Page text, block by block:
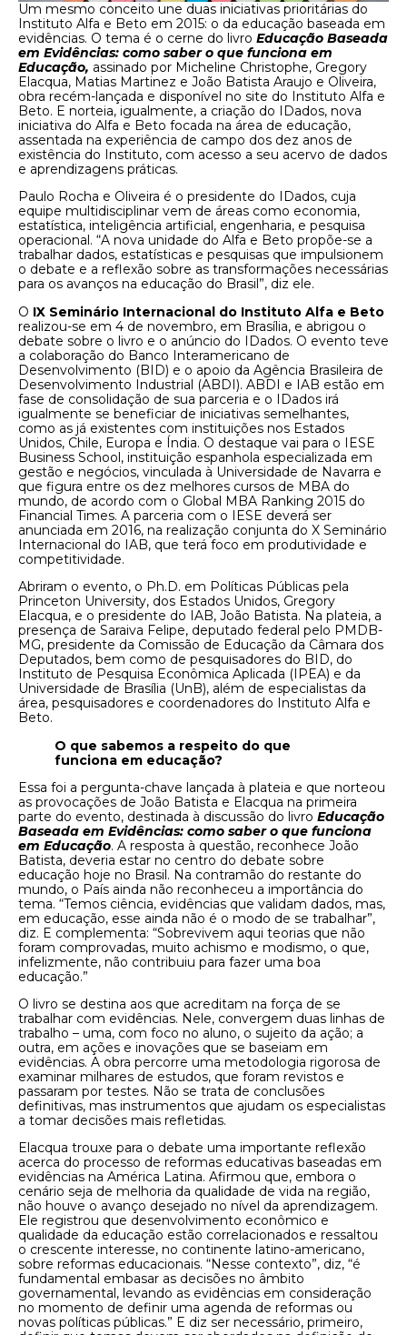
Um mesmo conceito une duas iniciativas prioritárias do
Instituto Alfa e Beto em 2015: o da educação baseada em
evidências. O tema é o cerne do livro Educação Baseada
em Evidências: como saber o que funciona em
Educação, assinado por Micheline Christophe, Gregory
Elacqua, Matias Martinez e João Batista Araujo e Oliveira,
obra recém-lançada e disponível no site do Instituto Alfa e
Beto. E norteia, igualmente, a criação do IDados, nova
iniciativa do Alfa e Beto focada na área de educação,
assentada na experiência de campo dos dez anos de
existência do Instituto, com acesso a seu acervo de dados
e aprendizagens práticas.
Paulo Rocha e Oliveira é o presidente do IDados, cuja
equipe multidisciplinar vem de áreas como economia,
estatística, inteligência artificial, engenharia, e pesquisa
operacional. “A nova unidade do Alfa e Beto propõe-se a
trabalhar dados, estatísticas e pesquisas que impulsionem
o debate e a reflexão sobre as transformações necessárias
para os avanços na educação do Brasil”, diz ele.
O IX Seminário Internacional do Instituto Alfa e Beto
realizou-se em 4 de novembro, em Brasília, e abrigou o
debate sobre o livro e o anúncio do IDados. O evento teve
a colaboração do Banco Interamericano de
Desenvolvimento (BID) e o apoio da Agência Brasileira de
Desenvolvimento Industrial (ABDI). ABDI e IAB estão em
fase de consolidação de sua parceria e o IDados irá
igualmente se beneficiar de iniciativas semelhantes,
como as já existentes com instituições nos Estados
Unidos, Chile, Europa e Índia. O destaque vai para o IESE
Business School, instituição espanhola especializada em
gestão e negócios, vinculada à Universidade de Navarra e
que figura entre os dez melhores cursos de MBA do
mundo, de acordo com o Global MBA Ranking 2015 do
Financial Times. A parceria com o IESE deverá ser
anunciada em 2016, na realização conjunta do X Seminário
Internacional do IAB, que terá foco em produtividade e
competitividade.
Abriram o evento, o Ph.D. em Políticas Públicas pela
Princeton University, dos Estados Unidos, Gregory
Elacqua, e o presidente do IAB, João Batista. Na plateia, a
presença de Saraiva Felipe, deputado federal pelo PMDB-
MG, presidente da Comissão de Educação da Câmara dos
Deputados, bem como de pesquisadores do BID, do
Instituto de Pesquisa Econômica Aplicada (IPEA) e da
Universidade de Brasília (UnB), além de especialistas da
área, pesquisadores e coordenadores do Instituto Alfa e
Beto.
O que sabemos a respeito do que
funciona em educação?
Essa foi a pergunta-chave lançada à plateia e que norteou
as provocações de João Batista e Elacqua na primeira
parte do evento, destinada à discussão do livro Educação
Baseada em Evidências: como saber o que funciona
em Educação. A resposta à questão, reconhece João
Batista, deveria estar no centro do debate sobre
educação hoje no Brasil. Na contramão do restante do
mundo, o País ainda não reconheceu a importância do
tema. “Temos ciência, evidências que validam dados, mas,
em educação, esse ainda não é o modo de se trabalhar”,
diz. E complementa: “Sobrevivem aqui teorias que não
foram comprovadas, muito achismo e modismo, o que,
infelizmente, não contribuiu para fazer uma boa
educação.”
O livro se destina aos que acreditam na força de se
trabalhar com evidências. Nele, convergem duas linhas de
trabalho – uma, com foco no aluno, o sujeito da ação; a
outra, em ações e inovações que se baseiam em
evidências. A obra percorre uma metodologia rigorosa de
examinar milhares de estudos, que foram revistos e
passaram por testes. Não se trata de conclusões
definitivas, mas instrumentos que ajudam os especialistas
a tomar decisões mais refletidas.
Elacqua trouxe para o debate uma importante reflexão
acerca do processo de reformas educativas baseadas em
evidências na América Latina. Afirmou que, embora o
cenário seja de melhoria da qualidade de vida na região,
não houve o avanço desejado no nível da aprendizagem.
Ele registrou que desenvolvimento econômico e
qualidade da educação estão correlacionados e ressaltou
o crescente interesse, no continente latino-americano,
sobre reformas educacionais. “Nesse contexto”, diz, “é
fundamental embasar as decisões no âmbito
governamental, levando as evidências em consideração
no momento de definir uma agenda de reformas ou
novas políticas públicas.” E diz ser necessário, primeiro,